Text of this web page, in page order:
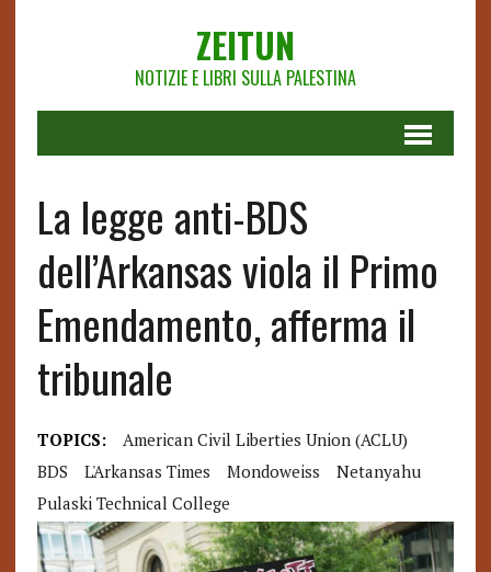
ZEITUN
NOTIZIE E LIBRI SULLA PALESTINA
La legge anti-BDS
dell’Arkansas viola il Primo
Emendamento, afferma il
tribunale
TOPICS:
American Civil Liberties Union (ACLU)
BDS
L'Arkansas Times Mondoweiss
Netanyahu
Pulaski Technical College